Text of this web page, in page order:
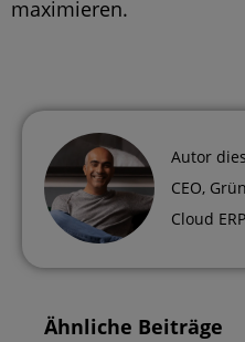
maximieren.
Autor
CEO,
Cloud
Ähnliche Beiträge